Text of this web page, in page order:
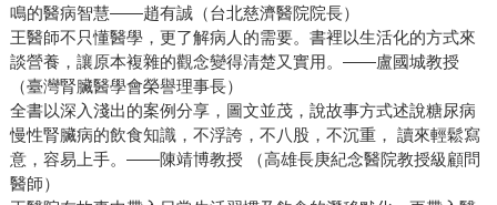
鳴的醫病智慧——趙有誠（台北慈濟醫院院長）
王醫師不只懂醫學，更了解病人的需要。書裡以生活化的方式來
談營養，讓原本複雜的觀念變得清楚又實用。——盧國城教授
（臺灣腎臟醫學會榮譽理事長）
全書以深入淺出的案例分享，圖文並茂，說故事方式述說糖尿病
慢性腎臟病的飲食知識，不浮誇，不八股，不沉重， 讀來輕鬆寫
意，容易上手。——陳靖博教授 （高雄長庚紀念醫院教授級顧問
醫師）